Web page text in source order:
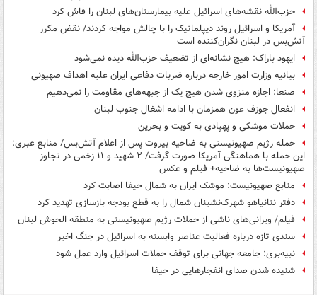
حزب‌الله نقشه‌های اسرائیل علیه بیمارستان‌های لبنان را فاش کرد
آمریکا و اسرائیل روند دیپلماتیک را با چالش مواجه کردند/ نقض مکرر
آتش‌بس در لبنان نگران‌کننده است
ایهود باراک: هیچ نشانه‌ای از تضعیف حزب‌الله دیده نمی‌شود
بیانیه وزارت امور خارجه درباره ضربات دفاعی ایران علیه اهداف صهیونی
صنعا: اجازه منزوی شدن هیچ یک از جبهه‌های مقاومت را نمی‌دهیم
انفعال جوزف عون همزمان با ادامه اشغال جنوب لبنان
حملات موشکی و پهپادی به کویت و بحرین
حمله رژیم صهیونیستی به ضاحیه بیروت پس از اعلام آتش‌بس/ منابع عبری:
این حمله با هماهنگی آمریکا صورت گرفت/ ۲ شهید و ۱۱ زخمی در تجاوز
صهیونیست‌ها به ضاحیه+ فیلم و عکس
منابع صهیونیست: موشک ایران به شمال حیفا اصابت کرد
دفتر نتانیاهو شهرک‌نشینان شمال را به قطع بودجه بازسازی تهدید کرد
فیلم/ ویرانی‌های ناشی از حملات رژیم صهیونیستی به منطقه الحوش لبنان
سندی تازه درباره فعالیت عناصر وابسته به اسرائیل در جنگ اخیر
نبیه‌بری: جامعه جهانی برای توقف حملات اسرائیل وارد عمل شود
شنیده شدن صدای انفجارهایی در حیفا